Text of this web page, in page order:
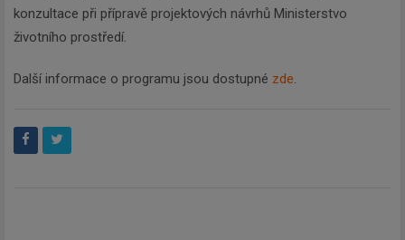
konzultace při přípravě projektových návrhů Ministerstvo
životního prostředí.
Další informace o programu jsou dostupné zde.